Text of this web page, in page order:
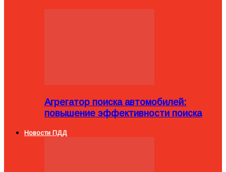
Агрегатор поиска автомобилей:
повышение эффективности поиска
Новости ПДД